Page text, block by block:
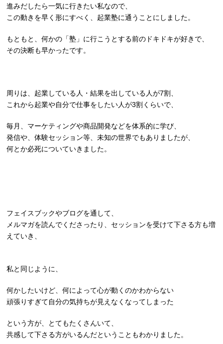
進みだしたら一気に行きたい私なので、
この動きを早く形にすべく、起業塾に通うことにしました。
もともと、何かの「塾」に行こうとする前のドキドキが好きで、
その決断も早かったです。
周りは、起業している人・結果を出している人が7割、
これから起業や自分で仕事をしたい人が3割くらいで、
毎月、マーケティングや商品開発などを体系的に学び、
発信や、体験セッション等、未知の世界でもありましたが、
何とか必死についていきました。
フェイスブックやブログを通して、
メルマガを読んでくださったり、セッションを受けて下さる方も増
えていき、
私と同じように、
何かしたいけど、何によって心が動くのかわからない
頑張りすぎて自分の気持ちが見えなくなってしまった
という方が、とてもたくさんいて、
共感して下さる方がいるんだということもわかりました。